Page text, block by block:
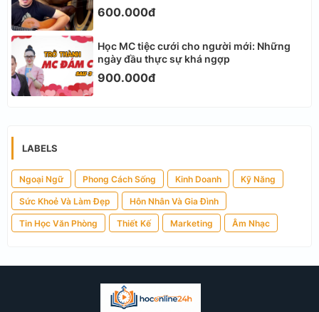
600.000đ
Học MC tiệc cưới cho người mới: Những
ngày đầu thực sự khá ngợp
900.000đ
LABELS
Ngoại Ngữ Phong Cách Sống Kinh Doanh Kỹ Năng
Sức Khoẻ Và Làm Đẹp Hôn Nhân Và Gia Đình
Tin Học Văn Phòng Thiết Kế Marketing Âm Nhạc